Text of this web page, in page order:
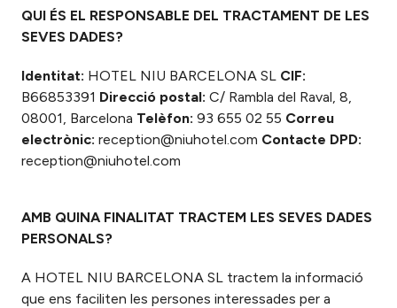
QUI ÉS EL RESPONSABLE DEL TRACTAMENT DE LES
SEVES DADES?
Identitat: HOTEL NIU BARCELONA SL CIF:
B66853391 Direcció postal: C/ Rambla del Raval, 8,
08001, Barcelona Telèfon: 93 655 02 55 Correu
electrònic: reception@niuhotel.com Contacte DPD:
reception@niuhotel.com
AMB QUINA FINALITAT TRACTEM LES SEVES DADES
PERSONALS?
A HOTEL NIU BARCELONA SL tractem la informació
que ens faciliten les persones interessades per a